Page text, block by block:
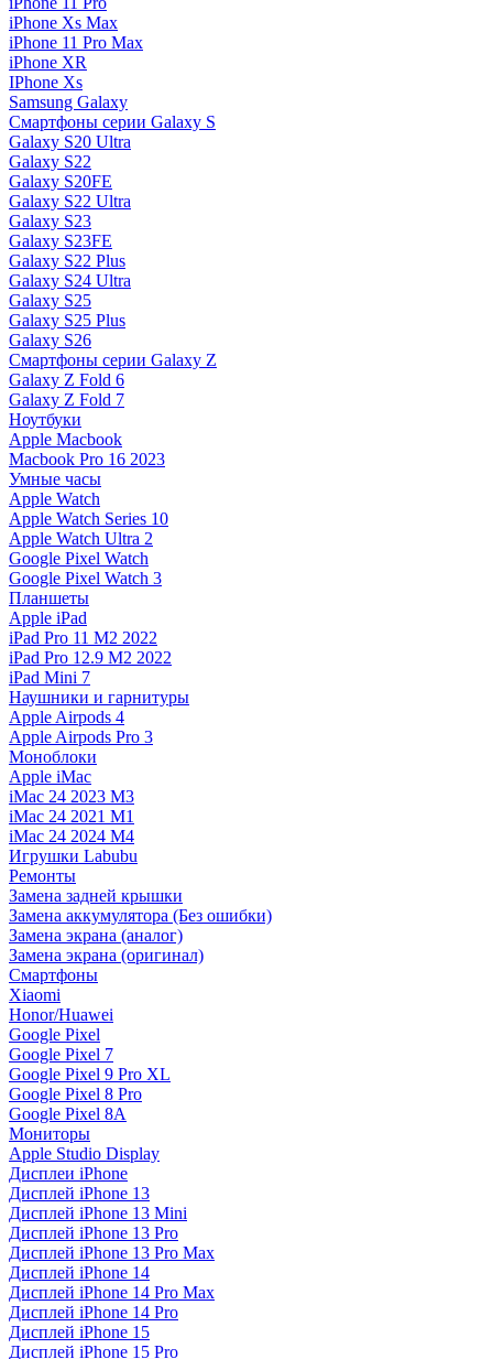
iPhone Xs Max
iPhone 11 Pro Max
iPhone XR
IPhone Xs
Samsung Galaxy
Смартфоны серии Galaxy S
Galaxy S20 Ultra
Galaxy S22
Galaxy S20FE
Galaxy S22 Ultra
Galaxy S23
Galaxy S23FE
Galaxy S22 Plus
Galaxy S24 Ultra
Galaxy S25
Galaxy S25 Plus
Galaxy S26
Смартфоны серии Galaxy Z
Galaxy Z Fold 6
Galaxy Z Fold 7
Ноутбуки
Apple Macbook
Macbook Pro 16 2023
Умные часы
Apple Watch
Apple Watch Series 10
Apple Watch Ultra 2
Google Pixel Watch
Google Pixel Watch 3
Планшеты
Apple iPad
iPad Pro 11 M2 2022
iPad Pro 12.9 M2 2022
iPad Mini 7
Наушники и гарнитуры
Apple Airpods 4
Apple Airpods Pro 3
Моноблоки
Apple iMac
iMac 24 2023 M3
iMac 24 2021 M1
iMac 24 2024 M4
Игрушки Labubu
Ремонты
Замена задней крышки
Замена аккумулятора (Без ошибки)
Замена экрана (аналог)
Замена экрана (оригинал)
Смартфоны
Xiaomi
Honor/Huawei
Google Pixel
Google Pixel 7
Google Pixel 9 Pro XL
Google Pixel 8 Pro
Google Pixel 8A
Мониторы
Apple Studio Display
Дисплеи iPhone
Дисплей iPhone 13
Дисплей iPhone 13 Mini
Дисплей iPhone 13 Pro
Дисплей iPhone 13 Pro Max
Дисплей iPhone 14
Дисплей iPhone 14 Pro Max
Дисплей iPhone 14 Pro
Дисплей iPhone 15
Дисплей iPhone 15 Pro